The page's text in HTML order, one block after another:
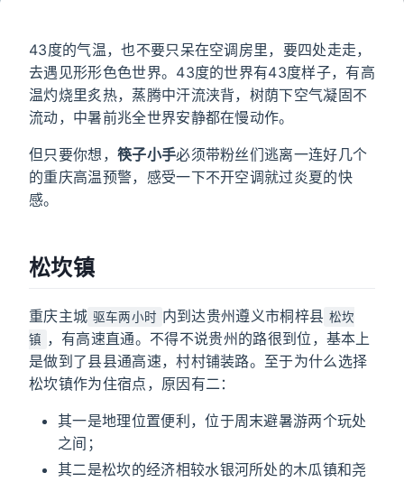
43度的气温，也不要只呆在空调房里，要四处走走，
去遇见形形色色世界。43度的世界有43度样子，有高
温灼烧里炙热，蒸腾中汗流浃背，树荫下空气凝固不
流动，中暑前兆全世界安静都在慢动作。
但只要你想， 筷子小手必须带粉丝们逃离一连好几个
的重庆高温预警，感受一下不开空调就过炎夏的快
感。
松坎镇
重庆主城 驱车两小时 内到达贵州遵义市桐梓县 松坎
镇 ，有高速直通。不得不说贵州的路很到位，基本上
是做到了县县通高速，村村铺装路。至于为什么选择
松坎镇作为住宿点，原因有二：
其一是地理位置便利，位于周末避暑游两个玩处
之间；
其二是松坎的经济相较水银河所处的木瓜镇和尧